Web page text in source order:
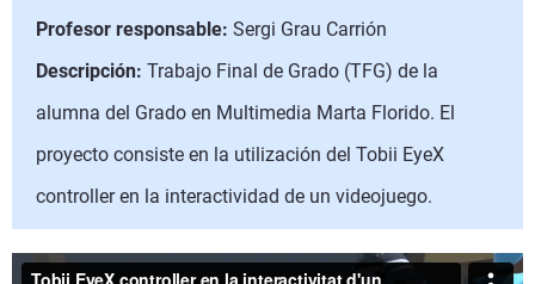
Profesor responsable: Sergi Grau Carrión
Descripción: Trabajo Final de Grado (TFG) de la
alumna del Grado en Multimedia Marta Florido. El
proyecto consiste en la utilización del Tobii EyeX
controller en la interactividad de un videojuego.